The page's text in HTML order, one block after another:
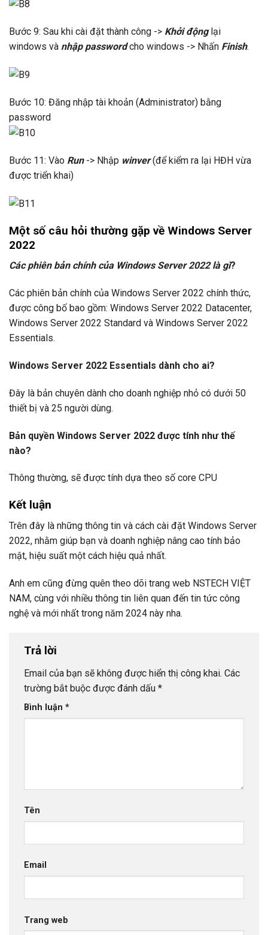
Bước 9: Sau khi cài đặt thành công -> Khởi độnglại
windows và nhập passwordcho windows -> Nhấn Finish.
Bước 10: Đăng nhập tài khoản (Administrator) bằng
password
Bước 11: Vào Run-> Nhập winver(để kiểm ra lại HĐH vừa
được triển khai)
Một số câu hỏi thường gặp về Windows Server
2022
Các phiên bản chính của Windows Server 2022 là gì?
Các phiên bản chính của Windows Server 2022 chính thức,
được công bố bao gồm: Windows Server 2022 Datacenter,
Windows Server 2022 Standard và Windows Server 2022
Essentials.
Windows Server 2022 Essentials dành cho ai?
Đây là bản chuyên dành cho doanh nghiệp nhỏ có dưới 50
thiết bị và 25 người dùng.
Bản quyền Windows Server 2022 được tính như thế
nào?
Thông thường, sẽ được tính dựa theo số core CPU
Kết luận
Trên đây là những thông tin và cách cài đặt Windows Server
2022, nhằm giúp bạn và doanh nghiệp nâng cao tính bảo
mật, hiệu suất một cách hiệu quả nhất.
Anh em cũng đừng quên theo dõi trang web NSTECH VIỆT
NAM, cùng với nhiều thông tin liên quan đến tin tức công
nghệ và mới nhất trong năm 2024 này nha.
Trả lời
Email của bạn sẽ không được hiển thị công khai. Các
trường bắt buộc được đánh dấu *
Bình luận *
Tên
Email
Trang web